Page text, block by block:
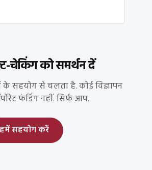
चेकिंग को समर्थन दें
के सहयोग से चलता है. कोई विज्ञापन
फंडिंग नहीं. सिर्फ आप.
हमें सहयोग करें